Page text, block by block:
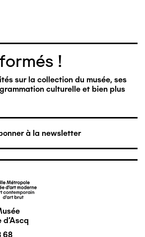
!
sur la collection du musée, ses
culturelle et bien plus
à la newsletter
d'Ascq
68